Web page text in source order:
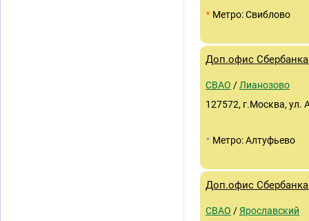
• Метро: Свиблово
Доп.офис
СВАО / Лианозово
127572, г.Москва, ул.
• Метро: Алтуфьево
Доп.офис
СВАО / Ярославский